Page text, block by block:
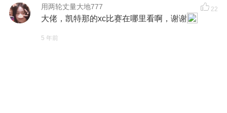
用两轮丈量大地777 22
大佬，凯特那的xc比赛在哪里看啊，谢谢
5 年前